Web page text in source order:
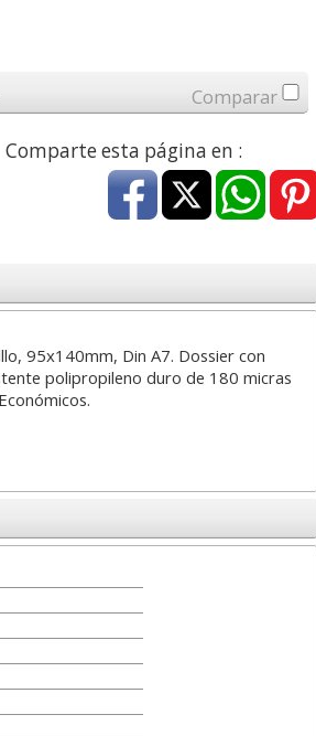
Comparar
Comparte esta página en :
95x140mm, Din A7. Dossier con
polipropileno duro de 180 micras
56,62 €
con Iva
para carboncillo o
desde:0,89 €